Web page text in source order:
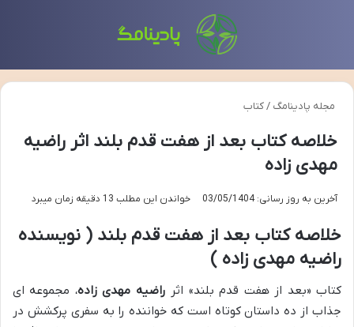
مجله پادینامگ /کتاب
خلاصه کتاب بعد از هفت قدم بلند اثر راضیه
مهدی زاده
آخرین به روز رسانی: 03/05/1404 خواندن این مطلب 13 دقیقه زمان میبرد
خلاصه کتاب بعد از هفت قدم بلند ( نویسنده
راضیه مهدی زاده )
کتاب «بعد از هفت قدم بلند» اثر راضیه مهدی زاده، مجموعه ای
جذاب از ده داستان کوتاه است که خواننده را به سفری پرکشش در